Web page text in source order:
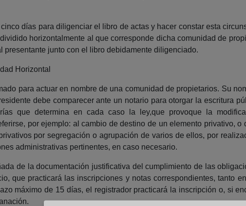
días para diligenciar el libro de actas y hacer constar esta
horizontalmente al que corresponde dicha comunidad de
presentante junto con el libro debidamente diligenciado.
Horizontal
para actuar en nombre de una comunidad de propietarios. Su
debe comparecer ante un notario para otorgar la escritura
que determina en cada caso la ley,que provoque la
por ejemplo: al cambio de destino de un elemento privativo,
por segregación o agrupación de varios de ellos, por
administrativas pertinentes, en caso necesario.
de la documentación justificativa del cumplimiento de las
que practicará las inscripciones y notas correspondientes, tanto
máximo de 15 días, el registrador practicará la inscripción o, si